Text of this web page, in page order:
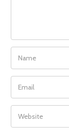
NAME
EMAIL
WEBSITE